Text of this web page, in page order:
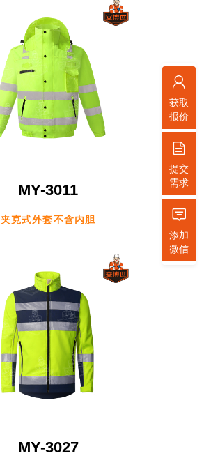
MY-3011
夹克式外套不含内胆
MY-3027
获取
报价
提交
需求
添加
微信